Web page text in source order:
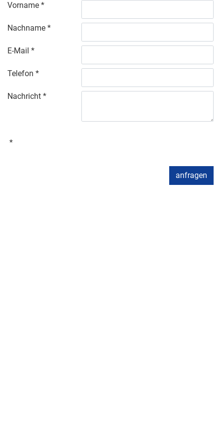
Vorname
Nachname
E-Mail
Telefon
Nachricht
anfragen